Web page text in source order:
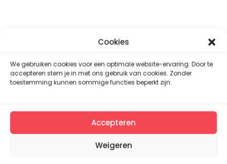
Cookies
We gebruiken cookies voor een optimale website-ervaring. Door te
accepteren stem je in met ons gebruik van cookies. Zonder
toestemming kunnen sommige functies beperkt zijn.
Accepteren
Weigeren